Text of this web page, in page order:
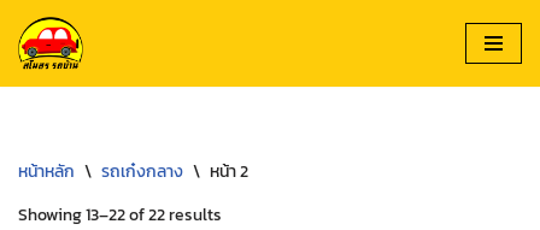
Skip
to
หน้าหลัก \ รถเก๋งกลาง \ หน้า 2
Showing 13–22 of 22 results